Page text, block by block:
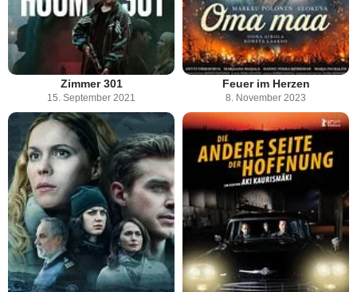
Zimmer 301
15. September 2021
Feuer im Herzen
8. November 2023